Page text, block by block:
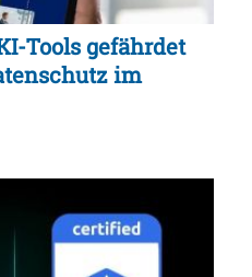
Tools gefährdet
im